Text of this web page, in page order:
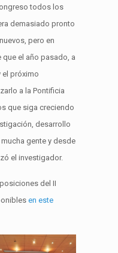
todos los
demasiado pronto
pero en
el año pasado, a
el próximo
a la Pontificia
que siga creciendo
desarrollo
gente y desde
el investigador.
del II
en este